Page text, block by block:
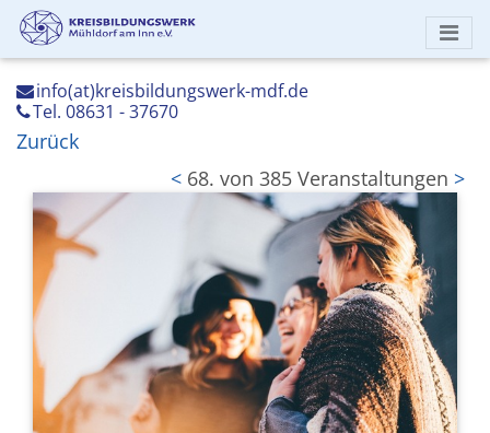
info(at)kreisbildungswerk-mdf.de
Tel. 08631 - 37670
Zurück
< 68. von 385 Veranstaltungen >